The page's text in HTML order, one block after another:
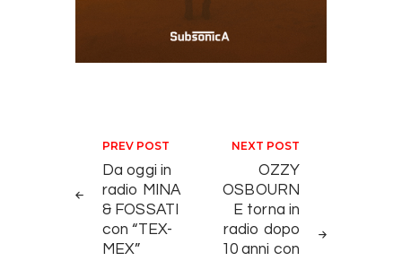
Navigazione articoli
PREV POST
Da oggi in
radio MINA
& FOSSATI
con “TEX-
MEX”
NEXT POST
OZZY
OSBOURN
E torna in
radio dopo
10 anni con